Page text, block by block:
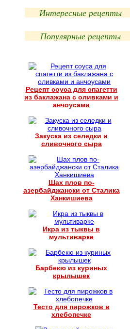
Интересные рецепты
Популярные рецепты
Рецепт соуса для спагетти
из баклажана с оливками и
анчоусами
Закуска из селедки и
сливочного сыра
Шах плов по-
азербайджански от Сталика
Ханкишиева
Икра из тыквы в
мультиварке
Барбекю из куриных
крылышек
Тесто для пирожков в
хлебопечке